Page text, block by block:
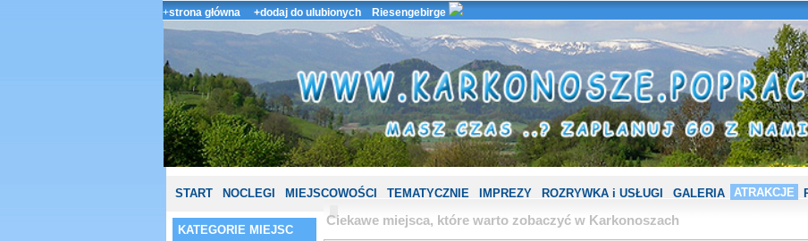
+strona główna +dodaj do ulubionych Riesengebirge
START NOCLEGI MIEJSCOWOŚCI TEMATYCZNIE IMPREZY ROZRYWKA i USŁUGI GALERIA ATRAKCJE
KATEGORIE MIEJSC
Ciekawe miejsca, które warto zobaczyć w Karkonoszach